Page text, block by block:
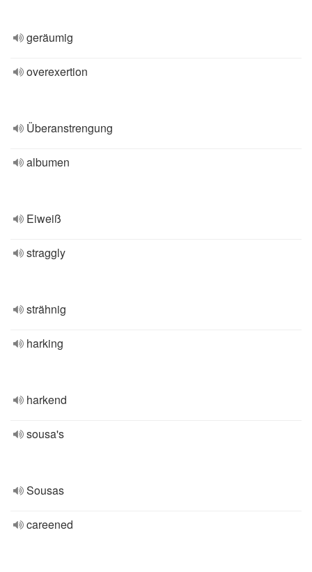
geräumig
overexertion
Überanstrengung
albumen
Eiweiß
straggly
strähnig
harking
harkend
sousa's
Sousas
careened